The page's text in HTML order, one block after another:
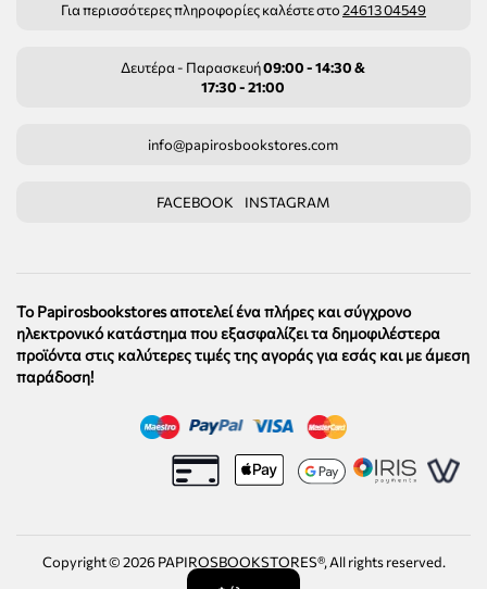
Για περισσότερες πληροφορίες καλέστε στο24613 04549
Δευτέρα - Παρασκευή09:00 - 14:30 &
17:30 - 21:00
info@papirosbookstores.com
FACEBOOK INSTAGRAM
Το Papirosbookstores αποτελεί ένα πλήρες και σύγχρονο
ηλεκτρονικό κατάστημα που εξασφαλίζει τα δημοφιλέστερα
προϊόντα στις καλύτερες τιμές της αγοράς για εσάς και με άμεση
παράδοση!
Copyright ©2026PAPIROSBOOKSTORES®, All rights reserved.